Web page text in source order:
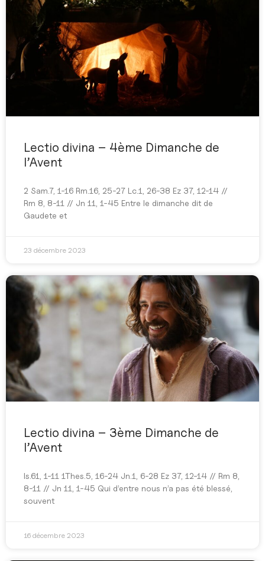
Lectio divina – 4ème Dimanche de
l’Avent
2 Sam.7, 1-16 Rm.16, 25-27 Lc.1, 26-38 Ez 37, 12-14 //
Rm 8, 8-11 // Jn 11, 1-45 Entre le dimanche dit de
Gaudete et
23 décembre 2023
Lectio divina – 3ème Dimanche de
l’Avent
Is.61, 1-11 1Thes.5, 16-24 Jn.1, 6-28 Ez 37, 12-14 // Rm 8,
8-11 // Jn 11, 1-45 Qui d’entre nous n’a pas été blessé,
souvent
16 décembre 2023